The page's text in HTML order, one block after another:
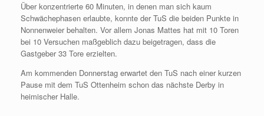
Über konzentrierte 60 Minuten, in denen man sich kaum
Schwächephasen erlaubte, konnte der TuS die beiden Punkte in
Nonnenweier behalten. Vor allem Jonas Mattes hat mit 10 Toren
bei 10 Versuchen maßgeblich dazu beigetragen, dass die
Gastgeber 33 Tore erzielten.
Am kommenden Donnerstag erwartet den TuS nach einer kurzen
Pause mit dem TuS Ottenheim schon das nächste Derby in
heimischer Halle.